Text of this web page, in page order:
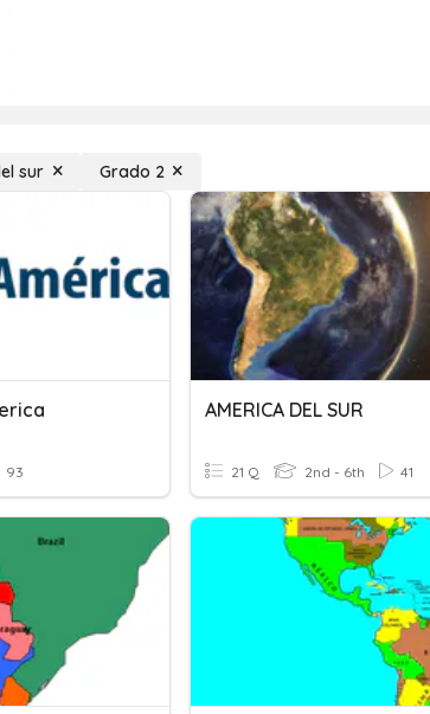
sur Grado 2
93
AMERICA DEL SUR
21 Q 2nd - 6th 41